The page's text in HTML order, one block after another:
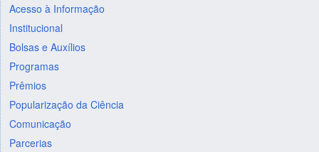
Acesso à Informação
Institucional
Bolsas e Auxílios
Programas
Prêmios
Popularização da Ciência
Comunicação
Parcerias